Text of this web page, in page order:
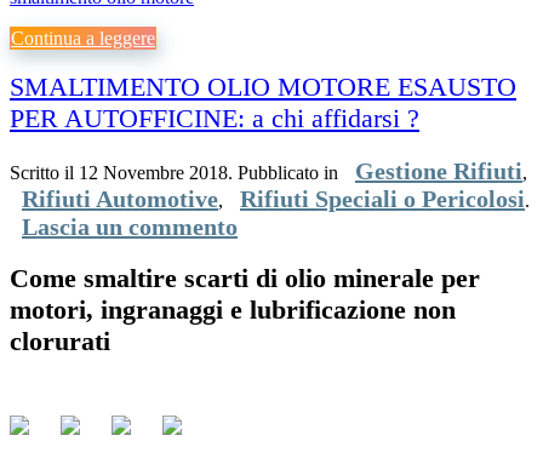
Continua a leggere
SMALTIMENTO OLIO MOTORE ESAUSTO
PER AUTOFFICINE: a chi affidarsi ?
Scritto il 12 Novembre 2018. Pubblicato in Gestione Rifiuti,
Rifiuti Automotive, Rifiuti Speciali o Pericolosi.
Lascia un commento
Come smaltire scarti di olio minerale per
motori, ingranaggi e lubrificazione non
clorurati